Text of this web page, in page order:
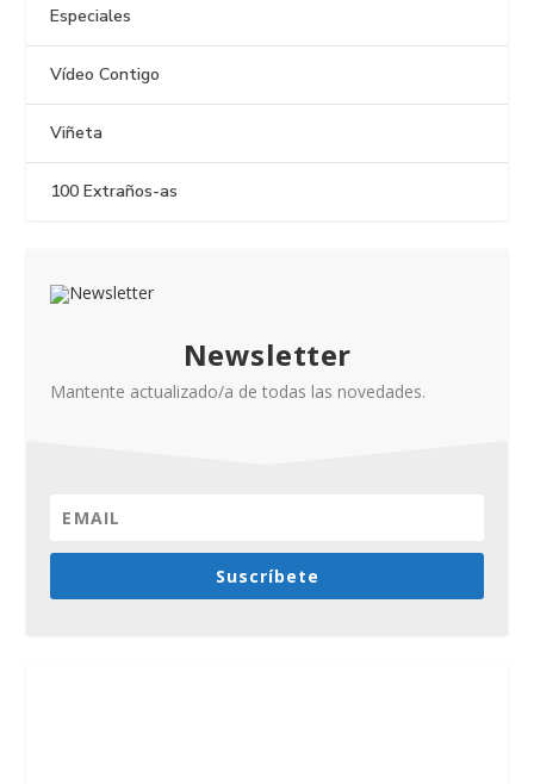
Especiales
Vídeo Contigo
Viñeta
100 Extraños-as
Newsletter
Mantente actualizado/a de todas las novedades.
Suscríbete